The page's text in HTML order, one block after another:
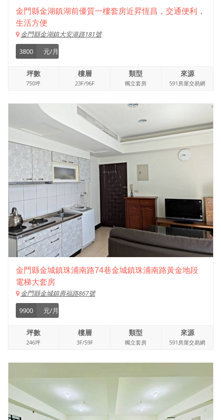
金門縣金湖鎮湖前優質一樓套房近昇恆昌，交通便利，
生活方便
金門縣金湖鎮大安港路181號
3800
元/月
坪數
750坪
樓層
23F/96F
類型
獨立套房
來源
591房屋交易網
金門縣金城鎮珠浦南路74巷金城鎮珠浦南路黃金地段
電梯大套房
金門縣金城鎮壽福路867號
9900
元/月
坪數
246坪
樓層
3F/59F
類型
獨立套房
來源
591房屋交易網